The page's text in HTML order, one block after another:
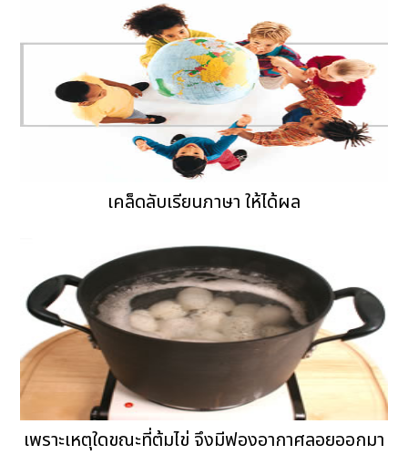
เคล็ดลับเรียนภาษา ให้ได้ผล
เพราะเหตุใดขณะที่ต้มไข่ จึงมีฟองอากาศลอยออกมา